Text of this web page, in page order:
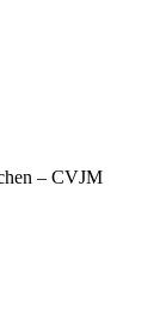
– CVJM